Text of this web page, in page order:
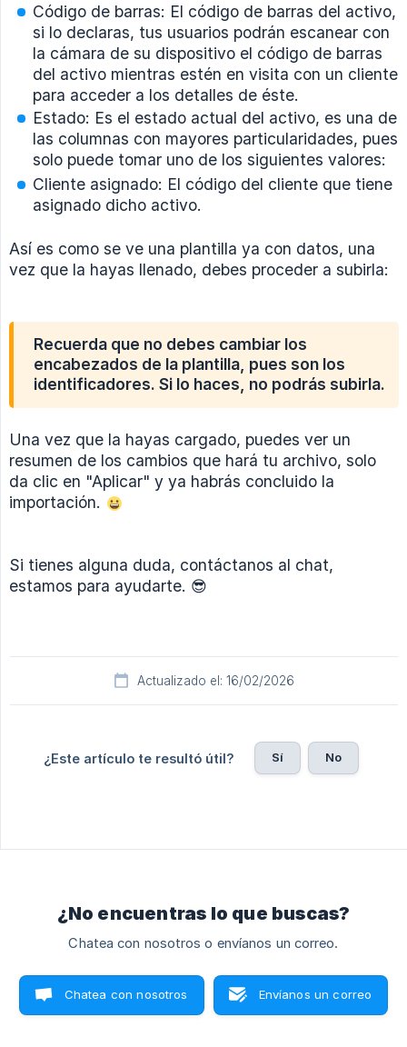
Código de barras: El código de barras del activo,
si lo declaras, tus usuarios podrán escanear con
la cámara de su dispositivo el código de barras
del activo mientras estén en visita con un cliente
para acceder a los detalles de éste.
Estado: Es el estado actual del activo, es una de
las columnas con mayores particularidades, pues
solo puede tomar uno de los siguientes valores:
Cliente asignado: El código del cliente que tiene
asignado dicho activo.
Así es como se ve una plantilla ya con datos, una
vez que la hayas llenado, debes proceder a subirla:
Recuerda que no debes cambiar los
encabezados de la plantilla, pues son los
identificadores. Si lo haces, no podrás subirla.
Una vez que la hayas cargado, puedes ver un
resumen de los cambios que hará tu archivo, solo
da clic en "Aplicar" y ya habrás concluido la
importación.
Si tienes alguna duda, contáctanos al chat,
estamos para ayudarte. 😎
Actualizado el: 16/02/2026
¿Este artículo te resultó útil? Sí No
¿No encuentras lo que buscas?
Chatea con nosotros o envíanos un correo.
Chatea con nosotros Envíanos un correo